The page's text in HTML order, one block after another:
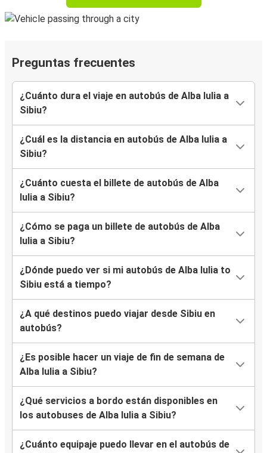
Preguntas frecuentes
¿Cuánto dura el viaje en autobús de Alba Iulia a
Sibiu?
¿Cuál es la distancia en autobús de Alba Iulia a
Sibiu?
¿Cuánto cuesta el billete de autobús de Alba
Iulia a Sibiu?
¿Cómo se paga un billete de autobús de Alba
Iulia a Sibiu?
¿Dónde puedo ver si mi autobús de Alba Iulia to
Sibiu está a tiempo?
¿A qué destinos puedo viajar desde Sibiu en
autobús?
¿Es posible hacer un viaje de fin de semana de
Alba Iulia a Sibiu?
¿Qué servicios a bordo están disponibles en
los autobuses de Alba Iulia a Sibiu?
¿Cuánto equipaje puedo llevar en el autobús de